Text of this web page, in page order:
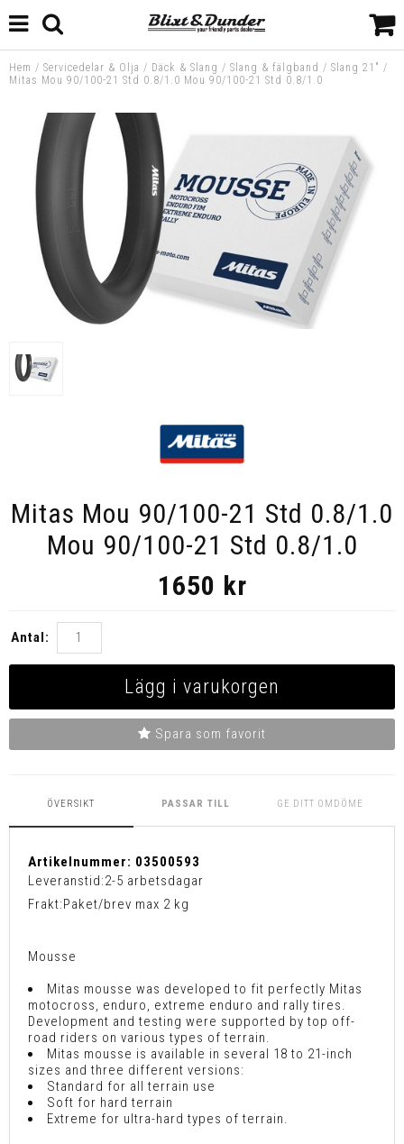
Hem / Servicedelar & Olja / Däck & Slang / Slang & fälgband / Slang 21" /
Mitas Mou 90/100-21 Std 0.8/1.0 Mou 90/100-21 Std 0.8/1.0
Mitas Mou 90/100-21 Std 0.8/1.0
Mou 90/100-21 Std 0.8/1.0
1650 kr
Antal:
Lägg i varukorgen
Spara som favorit
ÖVERSIKT PASSAR TILL GE DITT OMDÖME
Artikelnummer: 03500593
Leveranstid:2-5 arbetsdagar
Frakt:Paket/brev max 2 kg
Mousse
Mitas mousse was developed to fit perfectly Mitas
motocross, enduro, extreme enduro and rally tires.
Development and testing were supported by top off-
road riders on various types of terrain.
Mitas mousse is available in several 18 to 21-inch
sizes and three different versions:
Standard for all terrain use
Soft for hard terrain
Extreme for ultra-hard types of terrain.